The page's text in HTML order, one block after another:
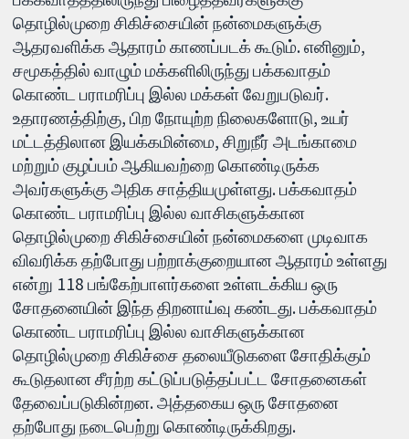
தொழில்முறை சிகிச்சையின் நன்மைகளுக்கு
ஆதரவளிக்க ஆதாரம் காணப்படக் கூடும். எனினும்,
சமூகத்தில் வாழும் மக்களிலிருந்து பக்கவாதம்
கொண்ட பராமரிப்பு இல்ல மக்கள் வேறுபடுவர்.
உதாரணத்திற்கு, பிற நோயுற்ற நிலைகளோடு, உயர்
மட்டத்திலான இயக்கமின்மை, சிறுநீர் அடங்காமை
மற்றும் குழப்பம் ஆகியவற்றை கொண்டிருக்க
அவர்களுக்கு அதிக சாத்தியமுள்ளது. பக்கவாதம்
கொண்ட பராமரிப்பு இல்ல வாசிகளுக்கான
தொழில்முறை சிகிச்சையின் நன்மைகளை முடிவாக
விவரிக்க தற்போது பற்றாக்குறையான ஆதாரம் உள்ளது
என்று 118 பங்கேற்பாளர்களை உள்ளடக்கிய ஒரு
சோதனையின் இந்த திறனாய்வு கண்டது. பக்கவாதம்
கொண்ட பராமரிப்பு இல்ல வாசிகளுக்கான
தொழில்முறை சிகிச்சை தலையீடுகளை சோதிக்கும்
கூடுதலான சீரற்ற கட்டுப்படுத்தப்பட்ட சோதனைகள்
தேவைப்படுகின்றன. அத்தகைய ஒரு சோதனை
தற்போது நடைபெற்று கொண்டிருக்கிறது.